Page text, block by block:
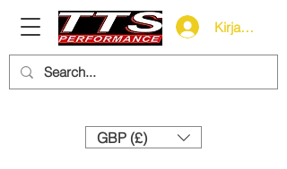
Kirjaudu
GBP (£)